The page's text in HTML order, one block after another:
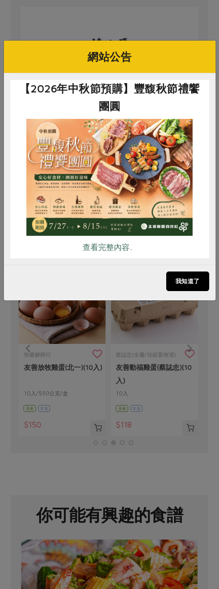
原文刊登於 2024年10月244期
健康與美味無需取捨的煙燻肉品
# 食譜 # 創意料理 # 蛋 # 雞蛋
# 奶油
買回食材自己做
快樂腳商行
友善放牧雞蛋(北一)(10入)
10入/550公克/盒
蛋素 常溫
$150
蔡誌忠(全馨/佳鋐畜牧場)
友善動福雞蛋(蔡誌忠)(10
入)
10入
蛋素 常溫
$118
你可能有興趣的食譜
惜食 RPET 食譜 減硝酸鹽
雞蛋 食安 共同購買
網站公告
【2026年中秋節預購】豐馥秋節禮饗
團圓
查看完整內容..
我知道了